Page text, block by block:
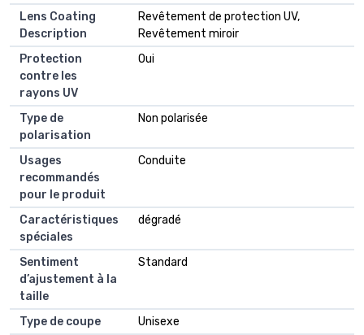
Lens Coating
Description
Revêtement de protection UV,
Revêtement miroir
Protection
contre les
rayons UV
Oui
Type de
polarisation
Non polarisée
Usages
recommandés
pour le produit
Conduite
Caractéristiques
spéciales
dégradé
Sentiment
d’ajustement à la
taille
Standard
Type de coupe
Unisexe